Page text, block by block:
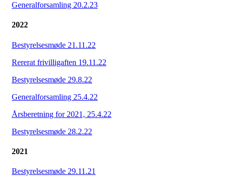
Generalforsamling 20.2.23
2022
Bestyrelsesmøde 21.11.22
Rererat frivilligaften 19.11.22
Bestyrelsesmøde 29.8.22
Generalforsamling 25.4.22
Årsberetning for 2021, 25.4.22
Bestyrelsesmøde 28.2.22
2021
Bestyrelsesmøde 29.11.21